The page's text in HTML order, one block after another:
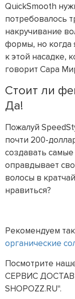
QuickSmooth
потребовалось
накручивание
формы, но когда
к этой насадке,
говорит Сара
Стоит ли
Да!
Пожалуй
почти 200-
создавать
оправдывает
волосы в
нравиться?
Рекомендуем
органические
Посмотрите
СЕРВИС
SHOPOZZ.RU".